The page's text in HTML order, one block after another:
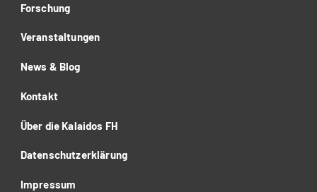
Forschung
Veranstaltungen
News & Blog
Kontakt
Über die Kalaidos FH
Datenschutzerklärung
Impressum